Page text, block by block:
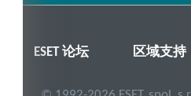
ESET 论坛 区域支持